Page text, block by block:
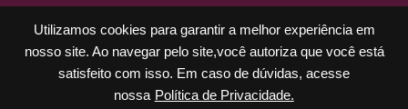
Utilizamos cookies para garantir a melhor experiência em
nosso site. Ao navegar pelo site,você autoriza que você está
satisfeito com isso. Em caso de dúvidas, acesse
nossa Política de Privacidade.